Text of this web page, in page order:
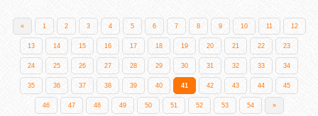
« 1 2 3 4 5 6 7 8 9 10 11 12
13 14 15 16 17 18 19 20 21 22 23
24 25 26 27 28 29 30 31 32 33 34
35 36 37 38 39 40 41 42 43 44 45
46 47 48 49 50 51 52 53 54 »